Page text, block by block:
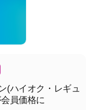
(ハイオク・レギュ
員価格に